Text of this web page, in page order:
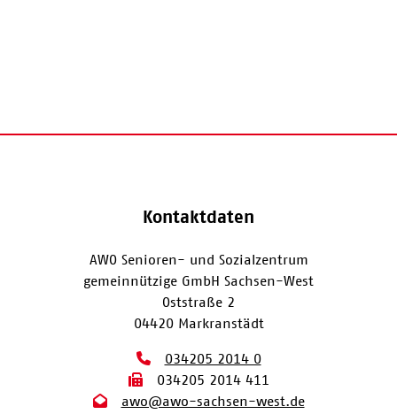
Kontaktdaten
AWO Senioren- und Sozialzentrum
gemeinnützige GmbH Sachsen-West
Oststraße 2
04420 Markranstädt
034205 2014 0
034205 2014 411
awo@awo-sachsen-west.de